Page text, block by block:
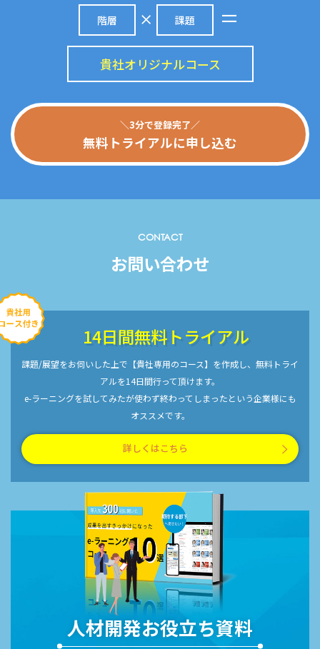
階層 課題
貴社オリジナルコース
＼3分で登録完了／
無料トライアルに申し込む
CONTACT
お問い合わせ
14日間無料トライアル
課題/展望をお伺いした上で【貴社専用のコース】を作成し、無料トライ
アルを14日間行って頂けます。
e-ラーニングを試してみたが使わず終わってしまったという企業様にも
オススメです。
詳しくはこちら
人材開発お役立ち資料